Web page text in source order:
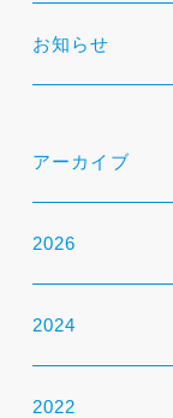
お知らせ
アーカイブ
2026
2024
2022